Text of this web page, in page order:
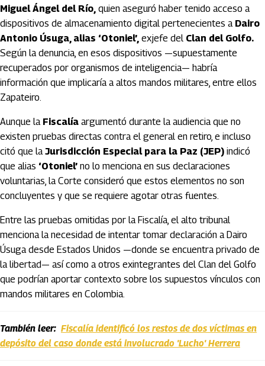
Miguel Ángel del Río, quien aseguró haber tenido acceso a
dispositivos de almacenamiento digital pertenecientes a Dairo
Antonio Úsuga, alias ‘Otoniel’, exjefe del Clan del Golfo.
Según la denuncia, en esos dispositivos —supuestamente
recuperados por organismos de inteligencia— habría
información que implicaría a altos mandos militares, entre ellos
Zapateiro.
Aunque la Fiscalía argumentó durante la audiencia que no
existen pruebas directas contra el general en retiro, e incluso
citó que laJurisdicción Especial para la Paz (JEP) indicó
que alias ‘Otoniel’ no lo menciona en sus declaraciones
voluntarias, la Corte consideró que estos elementos no son
concluyentes y que se requiere agotar otras fuentes.
Entre las pruebas omitidas por la Fiscalía, el alto tribunal
menciona la necesidad de intentar tomar declaración a Dairo
Úsuga desde Estados Unidos —donde se encuentra privado de
la libertad— así como a otros exintegrantes del Clan del Golfo
que podrían aportar contexto sobre los supuestos vínculos con
mandos militares en Colombia.
También leer: Fiscalía identificó los restos de dos víctimas en
depósito del caso donde está involucrado 'Lucho' Herrera